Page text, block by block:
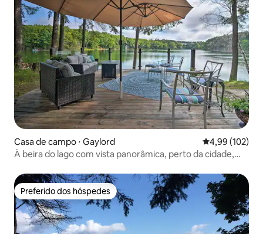
Casa de campo ⋅ Gaylord 4,99 de uma
4,99 (102)
À beira do lago com vista panorâmica, perto da cidade,
Preferido dos hóspedes
Preferido dos hóspedes